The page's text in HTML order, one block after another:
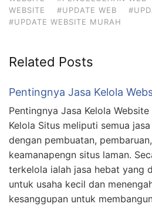
WEBSITE
#UPDATE WEB
#UPDATE WEBSITE MURAH
Related Posts
Pentingnya Jasa Kelola
Pentingnya Jasa Kelola
Kelola Situs meliputi semua
dengan pembuatan,
keamanapengn situs laman.
terkelola ialah jasa hebat yang
untuk usaha kecil dan
kesanggupan untuk